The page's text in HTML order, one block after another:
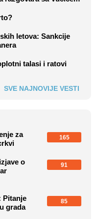
letova: Sankcije
talasi i ratovi
SVE NAJNOVIJE VESTI
za
165
o
91
Pitanje
grada
85